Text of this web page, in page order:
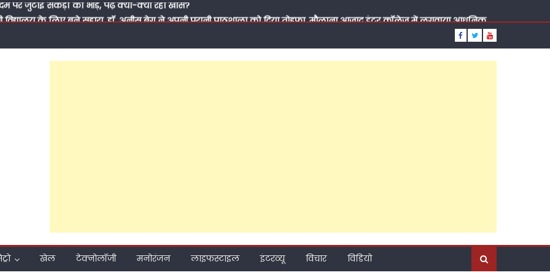
के लिए बने सहारा, डॉ. अनीस बेग ने अपनी पुरानी पाठशाला को दिया तोहफा, मौलाना आज़ाद इंटर कॉलेज में लगवाया आधुनिक
के ‘पितामह’ के सम्मान में नेताओं का जमावड़ा, 71 साल के हुए सपा के राष्ट्रीय सचिव वीरपाल सिंह यादव, सुबह पूर्व ब्लॉक प्रमुख चंद्रसेन
केक, शाम को पूर्व सांसद प्रवीण सिंह ऐरन के पीडीए जनसंवाद कार्यक्रम में भी मनाया गया जन्मदिन, रात को राजेश अग्रवाल ने कराया मुंह
तक: क्या 2027 की जीत के लिए अखिलेश यादव बदल रहे हैं समाजवादी पार्टी की राजनीति?, ब्राह्मण सम्मेलन के जरिए नया संदेश,
खेल टेक्नोलॉजी मनोरंजन लाइफस्टाइल इंटरव्यू विचार विडियो